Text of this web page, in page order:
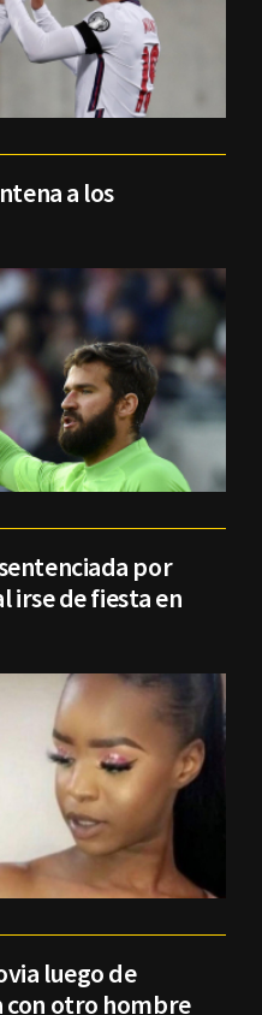
a los
por
irse de fiesta en
luego de
con otro hombre